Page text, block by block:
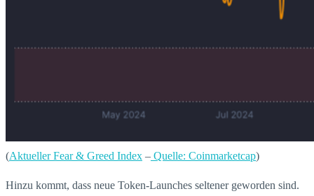
(Aktueller Fear & Greed Index – Quelle: Coinmarketcap)
Hinzu kommt, dass neue Token-Launches seltener geworden sind.